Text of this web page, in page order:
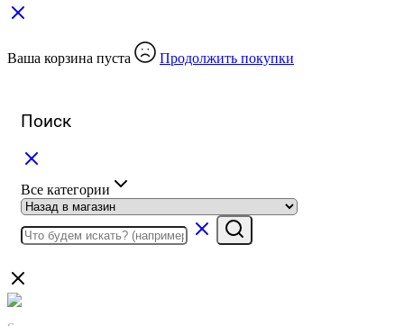
Ваша корзина пуста Продолжить покупки
Поиск
Все категории